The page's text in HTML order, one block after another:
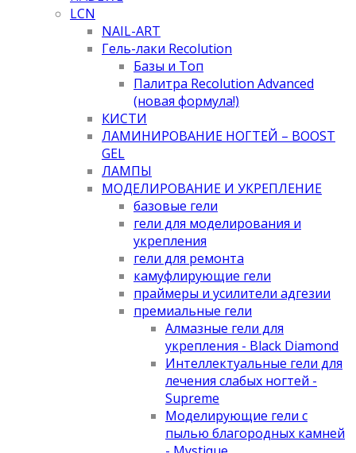
LCN
NAIL-ART
Гель-лаки Recolution
Базы и Топ
Палитра Recolution Advanced
(новая формула!)
КИСТИ
ЛАМИНИРОВАНИЕ НОГТЕЙ – BOOST
GEL
ЛАМПЫ
МОДЕЛИРОВАНИЕ И УКРЕПЛЕНИЕ
базовые гели
гели для моделирования и
укрепления
гели для ремонта
камуфлирующие гели
праймеры и усилители адгезии
премиальные гели
Алмазные гели для
укрепления - Black Diamond
Интеллектуальные гели для
лечения слабых ногтей -
Supreme
Моделирующие гели с
пылью благородных камней